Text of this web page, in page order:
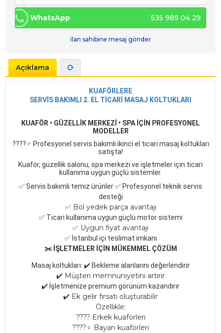
WhatsApp 535 989 04 29
İlan sahibine mesaj gönder
Açıklama
KUAFÖRLERE
SERVİS BAKIMLI 2. EL TİCARİ MASAJ KOLTUKLARI
KUAFÖR • GÜZELLİK MERKEZİ • SPA İÇİN PROFESYONEL
MODELLER
????‍♂️ Profesyonel servis bakımlı ikinci el ticari masaj koltukları
satışta!
Kuaför, güzellik salonu, spa merkezi ve işletmeler için ticari
kullanıma uygun güçlü sistemler.
✅Servis bakımlı temiz ürünler​✅ Profesyonel teknik servis
desteği
✅Bol yedek parça avantajı
✅Ticari kullanıma uygun güç ü motor sistemi
✅ Uygun fiyat avantajı
✅ stanbul içi teslimat imkanı
✂️ İŞLETMELER İÇİN MÜKEMMEL ÇÖZÜM
Masaj koltukları:​ ✔️Bekleme alanlarını değerlendirir
✔️ Müşteri memnuniyetini artırır
✔️ İşletmenize premium görünüm kazandırır
✔️ Ek gelir fırsatı oluşturabilir
Özellikle:
???? Erkek kuaförleri
????‍♀️ Bayan kuaförleri